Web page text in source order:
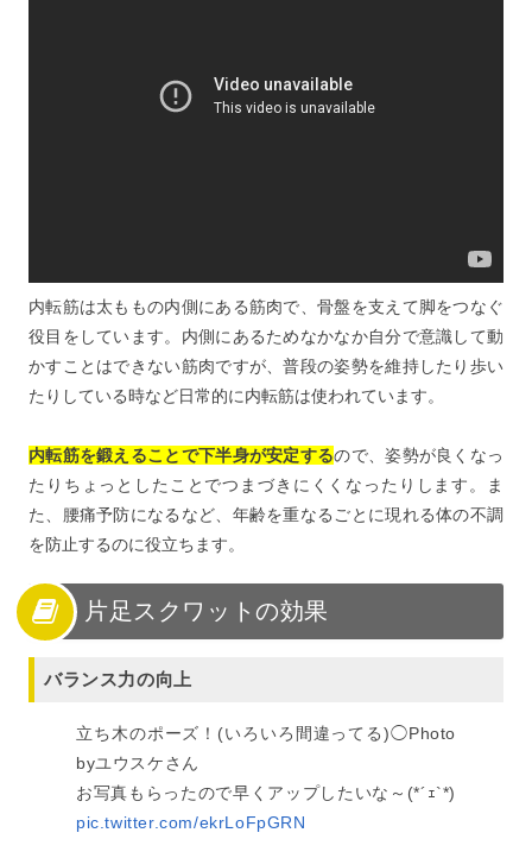
内転筋は太ももの内側にある筋肉で、骨盤を支えて脚をつなぐ
役目をしています。内側にあるためなかなか自分で意識して動
かすことはできない筋肉ですが、普段の姿勢を維持したり歩い
たりしている時など日常的に内転筋は使われています。
内転筋を鍛えることで下半身が安定するので、姿勢が良くなっ
たりちょっとしたことでつまづきにくくなったりします。ま
た、腰痛予防になるなど、年齢を重なるごとに現れる体の不調
を防止するのに役立ちます。
片足スクワットの効果
バランス力の向上
立ち木のポーズ！(いろいろ間違ってる)◯Photo
byユウスケさん
お写真もらったので早くアップしたいな～(*´ｪ`*)
pic.twitter.com/ekrLoFpGRN